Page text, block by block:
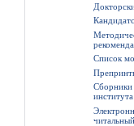
Список
Сборники
института